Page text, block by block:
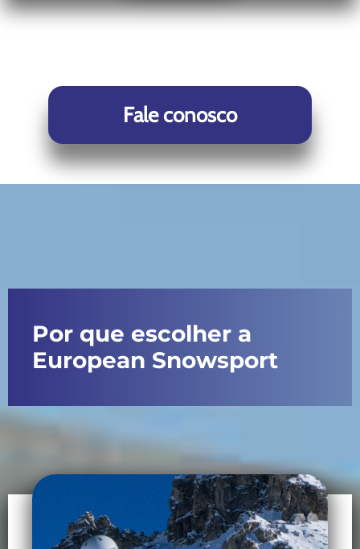
Fale conosco
Por que escolher a
European Snowsport